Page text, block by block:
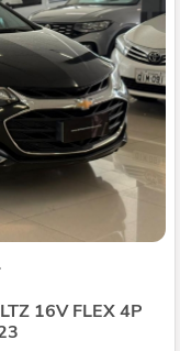
16V FLEX 4P